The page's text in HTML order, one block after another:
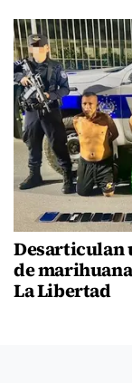
Desarticulan
de
La Libertad